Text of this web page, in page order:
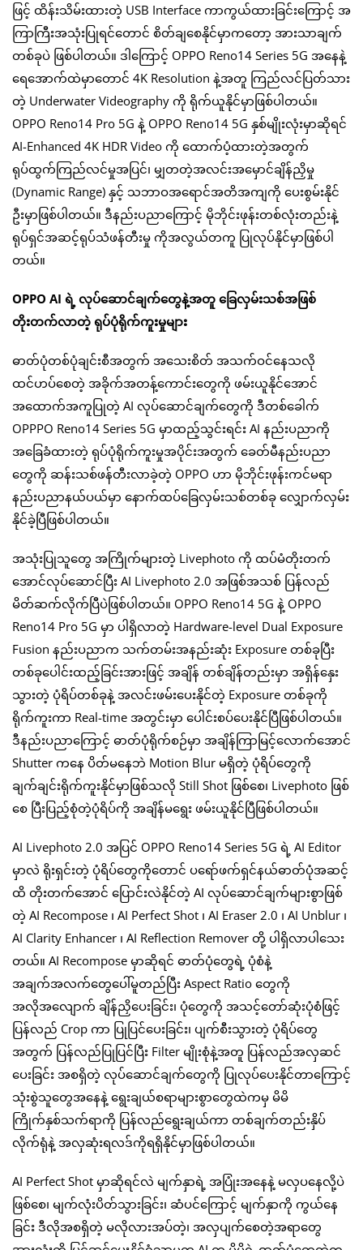
ဖြင့် ထိန်းသိမ်းထားတဲ့ USB Interface ကာကွယ်ထားခြင်းကြောင့် အ
ကြာကြီးအသုံးပြုရင်တောင် စိတ်ချစေနိုင်မှာကတော့ အားသာချက်
တစ်ခုပဲ ဖြစ်ပါတယ်။ ဒါကြောင့် OPPO Reno14 Series 5G အနေနဲ့
ရေအောက်ထဲမှာတောင် 4K Resolution နဲ့အတူ ကြည်လင်ပြတ်သား
တဲ့ Underwater Videography ကို ရိုက်ယူနိုင်မှာဖြစ်ပါတယ်။
OPPO Reno14 Pro 5G နဲ့ OPPO Reno14 5G နှစ်မျိုးလုံးမှာဆိုရင်
AI-Enhanced 4K HDR Video ကို ထောက်ပံ့ထားတဲ့အတွက်
ရုပ်ထွက်ကြည်လင်မှုအပြင်၊ မျှတတဲ့အလင်းအမှောင်ချိန်ညှိမှု
(Dynamic Range) နှင့် သဘာဝအရောင်အတိအကျကို ပေးစွမ်းနိုင်
ဦးမှာဖြစ်ပါတယ်။ ဒီနည်းပညာကြောင့် မိုဘိုင်းဖုန်းတစ်လုံးတည်းနဲ့
ရုပ်ရှင်အဆင့်ရုပ်သံဖန်တီးမှု ကိုအလွယ်တကူ ပြုလုပ်နိုင်မှာဖြစ်ပါ
တယ်။
OPPO AI ရဲ့ လုပ်ဆောင်ချက်တွေနဲ့အတူ ခြေလှမ်းသစ်အဖြစ်
တိုးတက်လာတဲ့ ရုပ်ပုံရိုက်ကူးမှုများ
ဓာတ်ပုံတစ်ပုံချင်းစီအတွက် အသေးစိတ် အသက်ဝင်နေသလို
ထင်ဟပ်စေတဲ့ အခိုက်အတန့်ကောင်းတွေကို ဖမ်းယူနိုင်အောင်
အထောက်အကူပြုတဲ့ AI လုပ်ဆောင်ချက်တွေကို ဒီတစ်ခေါက်
OPPPO Reno14 Series 5G မှာထည့်သွင်းရင်း AI နည်းပညာကို
အခြေခံထားတဲ့ ရုပ်ပုံရိုက်ကူးမှုအပိုင်းအတွက် ခေတ်မီနည်းပညာ
တွေကို ဆန်းသစ်ဖန်တီးလာခဲ့တဲ့ OPPO ဟာ မိုဘိုင်းဖုန်းကင်မရာ
နည်းပညာနယ်ပယ်မှာ နောက်ထပ်ခြေလှမ်းသစ်တစ်ခု လျှောက်လှမ်း
နိုင်ခဲ့ပြီဖြစ်ပါတယ်။
အသုံးပြုသူတွေ အကြိုက်များတဲ့ Livephoto ကို ထပ်မံတိုးတက်
အောင်လုပ်ဆောင်ပြီး AI Livephoto 2.0 အဖြစ်အသစ် ပြန်လည်
မိတ်ဆက်လိုက်ပြီပဲဖြစ်ပါတယ်။ OPPO Reno14 5G နဲ့ OPPO
Reno14 Pro 5G မှာ ပါရှိလာတဲ့ Hardware-level Dual Exposure
Fusion နည်းပညာက သက်တမ်းအနည်းဆုံး Exposure တစ်ခုပြီး
တစ်ခုပေါင်းထည့်ခြင်းအားဖြင့် အချိန် တစ်ချိန်တည်းမှာ အရှိန်နှေး
သွားတဲ့ ပုံရိပ်တစ်ခုနဲ့ အလင်းဖမ်းပေးနိုင်တဲ့ Exposure တစ်ခုကို
ရိုက်ကူးကာ Real-time အတွင်းမှာ ပေါင်းစပ်ပေးနိုင်ပြီဖြစ်ပါတယ်။
ဒီနည်းပညာကြောင့် ဓာတ်ပုံရိုက်စဉ်မှာ အချိန်ကြာမြင့်လောက်အောင်
Shutter ကနေ ပိတ်မနေဘဲ Motion Blur မရှိတဲ့ ပုံရိပ်တွေကို
ချက်ချင်းရိုက်ကူးနိုင်မှာဖြစ်သလို Still Shot ဖြစ်စေ၊ Livephoto ဖြစ်
စေ ပြီးပြည့်စုံတဲ့ပုံရိပ်ကို အချိန်မရွေး ဖမ်းယူနိုင်ပြီဖြစ်ပါတယ်။
AI Livephoto 2.0 အပြင် OPPO Reno14 Series 5G ရဲ့ AI Editor
မှာလဲ ရိုးရှင်းတဲ့ ပုံရိပ်တွေကိုတောင် ပရော်ဖက်ရှင်နယ်ဓာတ်ပုံအဆင့်
ထိ တိုးတက်အောင် ပြောင်းလဲနိုင်တဲ့ AI လုပ်ဆောင်ချက်များစွာဖြစ်
တဲ့ AI Recompose ၊ AI Perfect Shot ၊ AI Eraser 2.0 ၊ AI Unblur ၊
AI Clarity Enhancer ၊ AI Reflection Remover တို့ ပါရှိလာပါသေး
တယ်။ AI Recompose မှာဆိုရင် ဓာတ်ပုံတွေရဲ့ ပုံစံနဲ့
အချက်အလက်တွေပေါ်မူတည်ပြီး Aspect Ratio တွေကို
အလိုအလျောက် ချိန်ညှိပေးခြင်း၊ ပုံတွေကို အသင့်တော်ဆုံးပုံစံဖြင့်
ပြန်လည် Crop ကာ ပြုပြင်ပေးခြင်း၊ ပျက်စီးသွားတဲ့ ပုံရိပ်တွေ
အတွက် ပြန်လည်ပြုပြင်ပြီး Filter မျိုးစုံနဲ့အတူ ပြန်လည်အလှဆင်
ပေးခြင်း အစရှိတဲ့ လုပ်ဆောင်ချက်တွေကို ပြုလုပ်ပေးနိုင်တာကြောင့်
သုံးစွဲသူတွေအနေနဲ့ ရွေးချယ်စရာများစွာတွေထဲကမှ မိမိ
ကြိုက်နှစ်သက်ရာကို ပြန်လည်ရွေးချယ်ကာ တစ်ချက်တည်းနှိပ်
လိုက်ရုံနဲ့ အလှဆုံးရလဒ်ကိုရရှိနိုင်မှာဖြစ်ပါတယ်။
AI Perfect Shot မှာဆိုရင်လဲ မျက်နှာရဲ့ အပြုံးအနေနဲ့ မလှပနေလို့ပဲ
ဖြစ်စေ၊ မျက်လုံးပိတ်သွားခြင်း၊ ဆံပင်ကြောင့် မျက်နှာကို ကွယ်နေ
ခြင်း ဒီလိုအစရှိတဲ့ မလိုလားအပ်တဲ့၊ အလှပျက်စေတဲ့အရာတွေ